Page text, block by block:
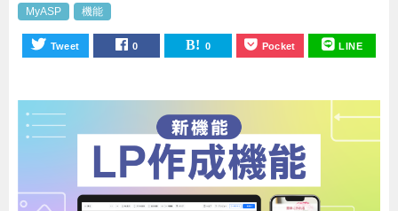
MyASP
機能
Tweet 0 0 Pocket LINE